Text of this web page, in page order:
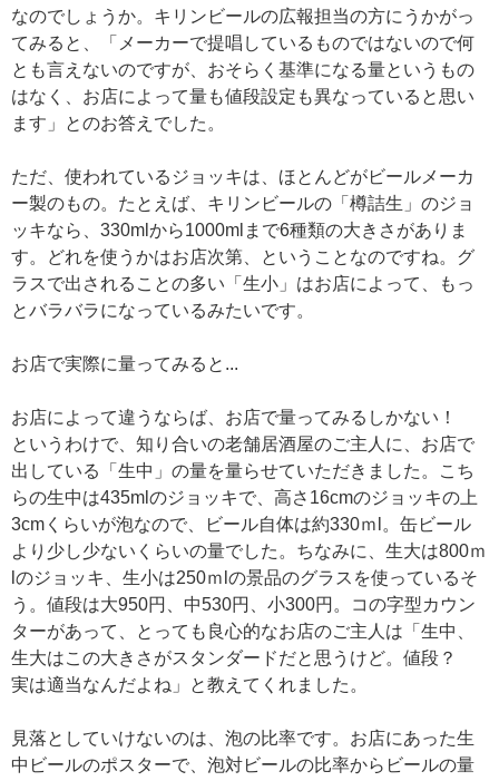
なのでしょうか。キリンビールの広報担当の方にうかがっ
てみると、「メーカーで提唱しているものではないので何
とも言えないのですが、おそらく基準になる量というもの
はなく、お店によって量も値段設定も異なっていると思い
ます」とのお答えでした。
ただ、使われているジョッキは、ほとんどがビールメーカ
ー製のもの。たとえば、キリンビールの「樽詰生」のジョ
ッキなら、330mlから1000mlまで6種類の大きさがありま
す。どれを使うかはお店次第、ということなのですね。グ
ラスで出されることの多い「生小」はお店によって、もっ
とバラバラになっているみたいです。
お店で実際に量ってみると...
お店によって違うならば、お店で量ってみるしかない！
というわけで、知り合いの老舗居酒屋のご主人に、お店で
出している「生中」の量を量らせていただきました。こち
らの生中は435mlのジョッキで、高さ16cmのジョッキの上
3cmくらいが泡なので、ビール自体は約330ｍl。缶ビール
より少し少ないくらいの量でした。ちなみに、生大は800ｍ
lのジョッキ、生小は250ｍlの景品のグラスを使っているそ
う。値段は大950円、中530円、小300円。コの字型カウン
ターがあって、とっても良心的なお店のご主人は「生中、
生大はこの大きさがスタンダードだと思うけど。値段？
実は適当なんだよね」と教えてくれました。
見落としていけないのは、泡の比率です。お店にあった生
中ビールのポスターで、泡対ビールの比率からビールの量